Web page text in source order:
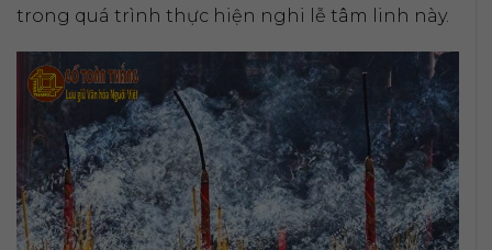
trong quá trình thực hiện nghi lễ tâm linh này.